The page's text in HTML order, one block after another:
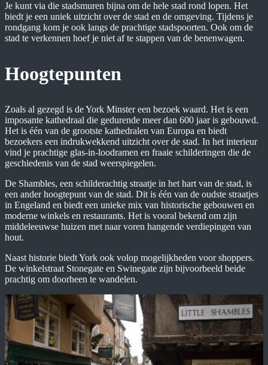
Je kunt via die stadsmuren bijna om de hele stad rond lopen. Het
biedt je een uniek uitzicht over de stad en de omgeving. Tijdens je
rondgang kom je ook langs de prachtige stadspoorten. Ook om de
stad te verkennen hoef je niet af te stappen van de benenwagen.
Hoogtepunten
Zoals al gezegd is de York Minster een bezoek waard. Het is een
imposante kathedraal die gedurende meer dan 600 jaar is gebouwd.
Het is één van de grootste kathedralen van Europa en biedt
bezoekers een indrukwekkend uitzicht over de stad. In het interieur
vind je prachtige glas-in-loodramen en fraaie schilderingen die de
geschiedenis van de stad weerspiegelen.
De Shambles, een schilderachtig straatje in het hart van de stad, is
een ander hoogtepunt van de stad. Dit is één van de oudste straatjes
in Engeland en biedt een unieke mix van historische gebouwen en
moderne winkels en restaurants. Het is vooral bekend om zijn
middeleeuwse huizen met naar voren hangende verdiepingen van
hout.
Naast historie biedt York ook volop mogelijkheden voor shoppers.
De winkelstraat Stonegate en Swinegate zijn bijvoorbeeld beide
prachtig om doorheen te wandelen.